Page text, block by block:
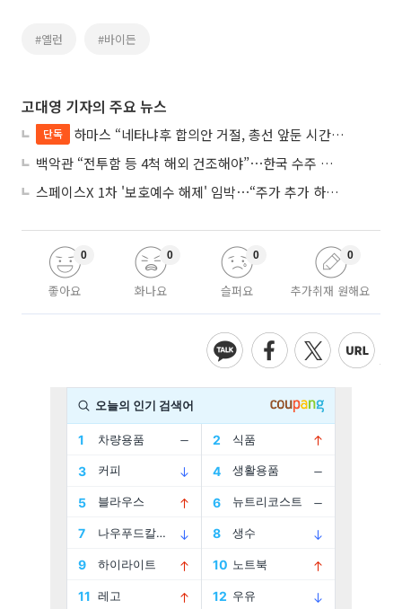
#옐런 #바이든
고대영 기자의 주요 뉴스
단독
하마스 “네타냐후 합의안 거절, 총선 앞둔 시간 끌기”
백악관 “전투함 등 4척 해외 건조해야”⋯한국 수주 기대
스페이스X 1차 '보호예수 해제' 임박⋯“주가 추가 하락 가능성”
좋아요
0
화나요
0
슬퍼요
0
추가취재 원해요
0